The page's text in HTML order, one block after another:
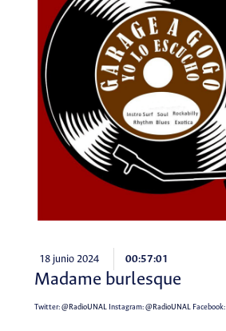
18 junio 2024 00:57:01
Madame burlesque
Twitter:@RadioUNALInstagram:@RadioUNALFacebook: